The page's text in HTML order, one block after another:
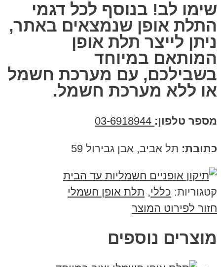
שימו לב! בנוסף לכל דגמי
התלת אופן שנמצאים באתר,
ניתן לייצר תלת אופן
המותאם במיוחד
בשבילכם, עם מערכת חשמל
או ללא מערכת חשמל.
מספר טלפון:
כתובת: תל אביב, אבן גבירול 59
קטגוריות: כללי, תלת אופן חשמלי
חזור לפירוט המוצר
מוצרים נוספים